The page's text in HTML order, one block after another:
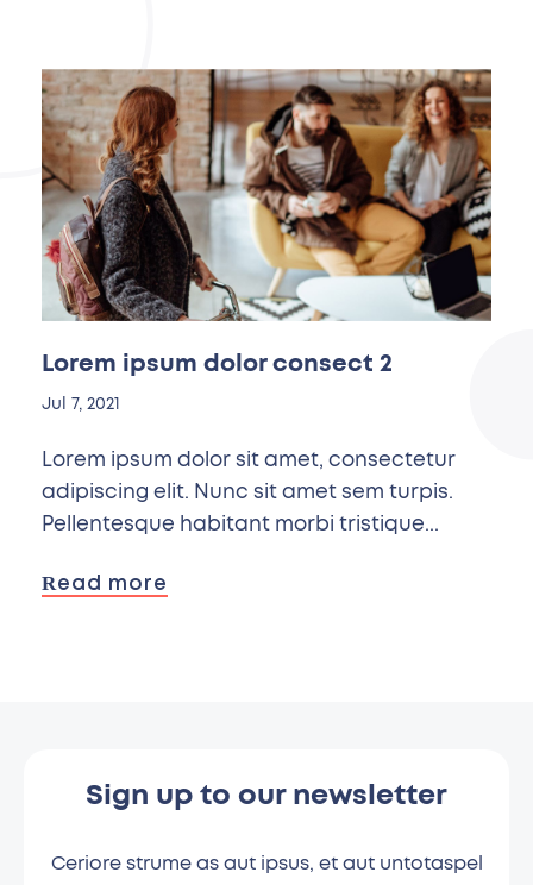
Lorem ipsum dolor consect 2
Jul 7, 2021
Lorem ipsum dolor sit amet, consectetur
adipiscing elit. Nunc sit amet sem turpis.
Pellentesque habitant morbi tristique...
Read more
Sign up to our newsletter
Ceriore strume as aut ipsus, et aut untotaspel